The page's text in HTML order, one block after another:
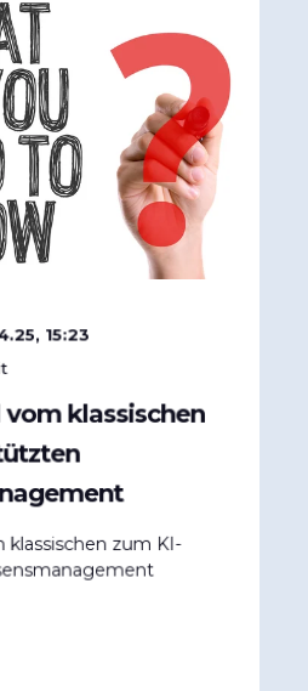
15:23
vom klassischen
klassischen zum KI-